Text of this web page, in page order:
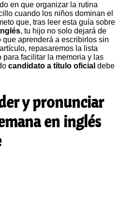
en que organizar la rutina
cuando los niños dominan el
que, tras leer esta guía sobre
, tu hijo no solo dejará de
aprenderá a escribirlos sin
repasaremos la lista
facilitar la memoria y las
candidato a título oficial debe
y pronunciar
en inglés